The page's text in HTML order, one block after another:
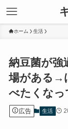
ホーム 生活
納豆菌が強
場がある→
べたくなっ
広告 生活